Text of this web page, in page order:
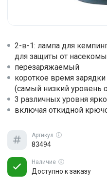
2-в-1: лампа для
для защиты от
перезаряжаемый
короткое время
(самый низкий уровень
3 различных уровня
включая откидной
Артикул
83494
Наличие
Доступно к заказу